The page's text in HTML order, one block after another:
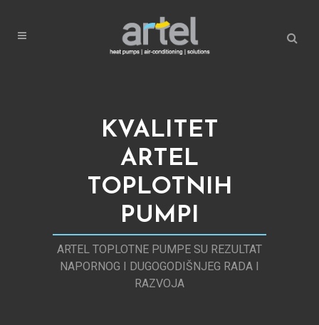
KVALITET
ARTEL
TOPLOTNIH
PUMPI
ARTEL TOPLOTNE PUMPE SU REZULTAT
NAPORNOG I DUGOGODIŠNJEG RADA I
RAZVOJA